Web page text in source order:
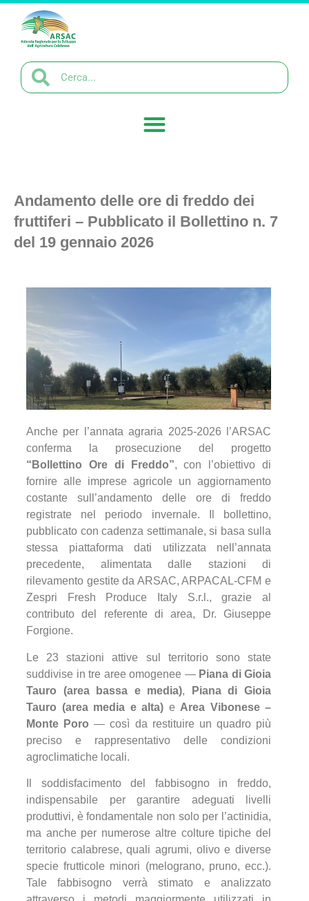
Andamento delle ore di freddo dei
fruttiferi – Pubblicato il Bollettino n. 7
del 19 gennaio 2026
Anche per l’annata agraria 2025-2026 l’ARSAC
conferma la prosecuzione del progetto
“Bollettino Ore di Freddo”, con l’obiettivo di
fornire alle imprese agricole un aggiornamento
costante sull’andamento delle ore di freddo
registrate nel periodo invernale. Il bollettino,
pubblicato con cadenza settimanale, si basa sulla
stessa piattaforma dati utilizzata nell’annata
precedente, alimentata dalle stazioni di
rilevamento gestite da ARSAC, ARPACAL-CFM e
Zespri Fresh Produce Italy S.r.l., grazie al
contributo del referente di area, Dr. Giuseppe
Forgione.
Le 23 stazioni attive sul territorio sono state
suddivise in tre aree omogenee — Piana di Gioia
Tauro (area bassa e media),
Piana di Gioia
Tauro (area media e alta) e Area Vibonese –
Monte Poro — così da restituire un quadro più
preciso e rappresentativo delle condizioni
agroclimatiche locali.
Il soddisfacimento del fabbisogno in freddo,
indispensabile per garantire adeguati livelli
produttivi, è fondamentale non solo per l’actinidia,
ma anche per numerose altre colture tipiche del
territorio calabrese, quali agrumi, olivo e diverse
specie frutticole minori (melograno, pruno, ecc.).
Tale fabbisogno verrà stimato e analizzato